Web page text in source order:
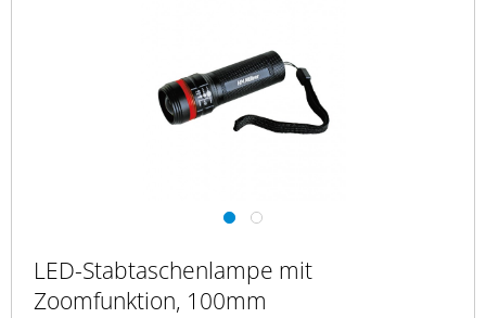
LED-Stabtaschenlampe mit
Zoomfunktion, 100mm